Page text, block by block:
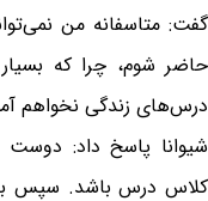
گفت: متاسفانه من
حاضر شوم، چرا که
درس‌های زندگی نخواهم
شیوانا پاسخ داد:
کلاس درس باشد. سپس به